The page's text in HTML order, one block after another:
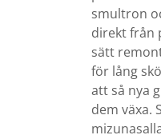
smultron
direkt från
sätt
för lång
att så nya
dem växa.